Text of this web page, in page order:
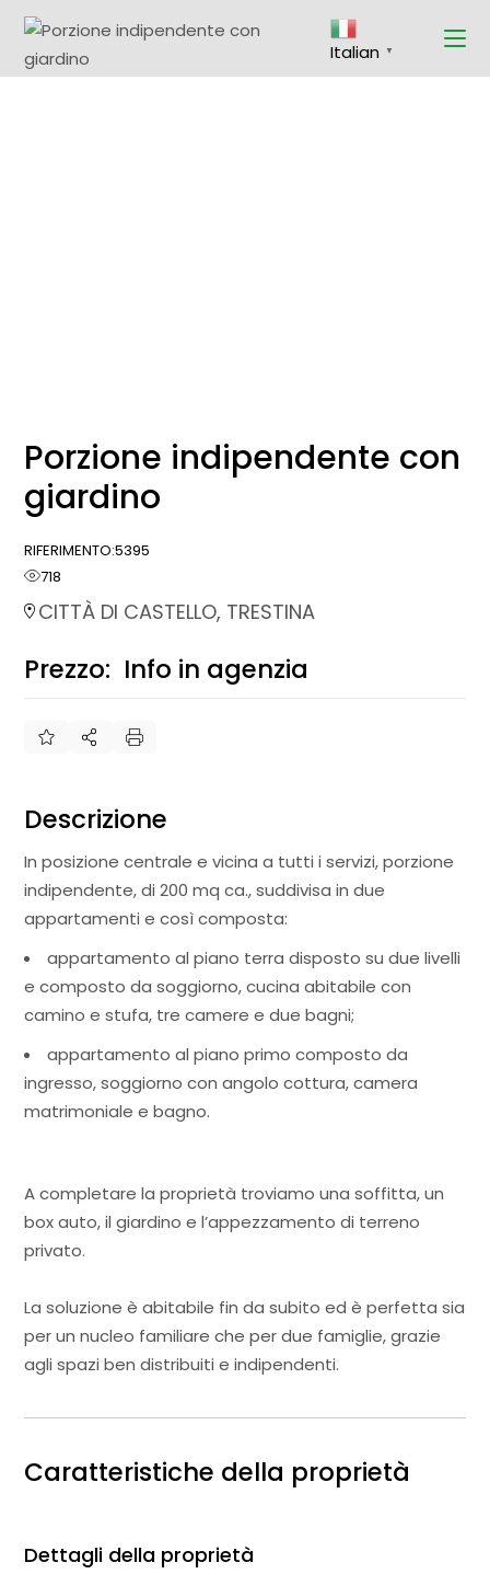
the
content Italian ▼
Porzione indipendente con
giardino
RIFERIMENTO:5395
718
CITTÀ DI CASTELLO, TRESTINA
Prezzo: Info in agenzia
Descrizione
In posizione centrale e vicina a tutti i servizi, porzione
indipendente, di 200 mq ca., suddivisa in due
appartamenti e così composta:
appartamento al piano terra disposto su due livelli
e composto da soggiorno, cucina abitabile con
camino e stufa, tre camere e due bagni;
appartamento al piano primo composto da
ingresso, soggiorno con angolo cottura, camera
matrimoniale e bagno.
A completare la proprietà troviamo una soffitta, un
box auto, il giardino e l’appezzamento di terreno
privato.
La soluzione è abitabile fin da subito ed è perfetta sia
per un nucleo familiare che per due famiglie, grazie
agli spazi ben distribuiti e indipendenti.
Caratteristiche della proprietà
Dettagli della proprietà